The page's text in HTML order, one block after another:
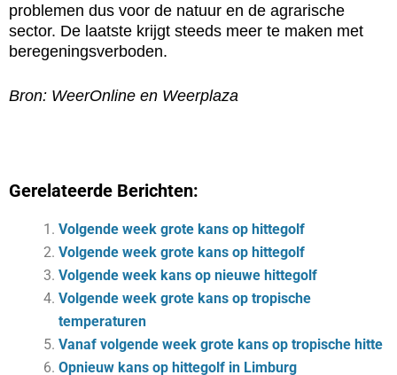
problemen dus voor de natuur en de agrarische
sector. De laatste krijgt steeds meer te maken met
beregeningsverboden.
Bron: WeerOnline en Weerplaza
Gerelateerde Berichten:
Volgende week grote kans op hittegolf
Volgende week grote kans op hittegolf
Volgende week kans op nieuwe hittegolf
Volgende week grote kans op tropische
temperaturen
Vanaf volgende week grote kans op tropische hitte
Opnieuw kans op hittegolf in Limburg